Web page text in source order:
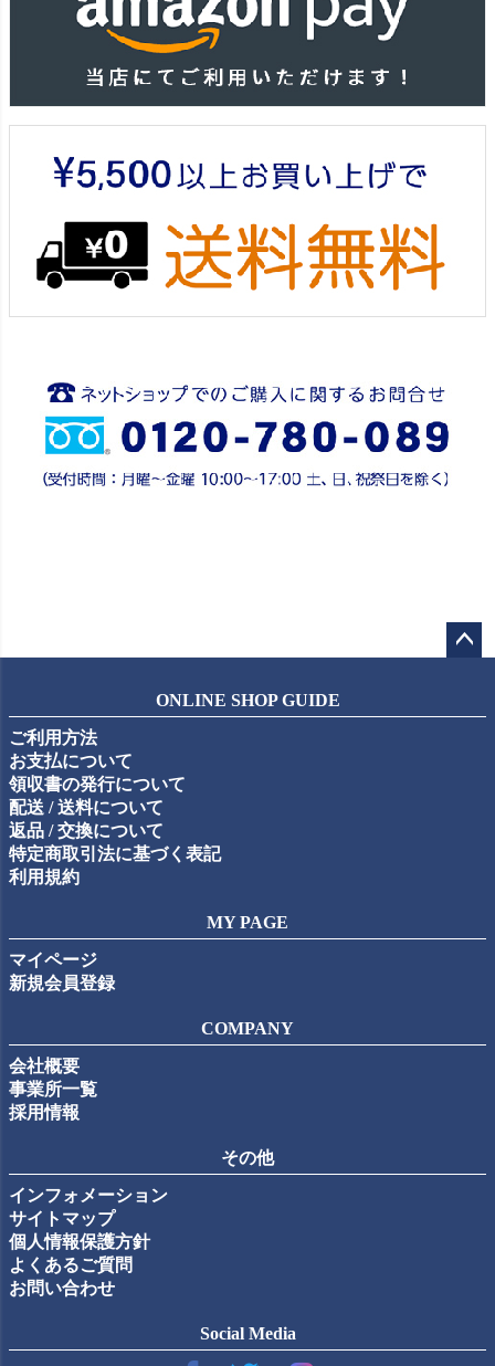
ップ
ONLINE SHOP GUIDE
ご利用方法
お支払について
領収書の発行について
配送 / 送料について
返品 / 交換について
特定商取引法に基づく表記
利用規約
MY PAGE
マイページ
新規会員登録
COMPANY
会社概要
事業所一覧
採用情報
その他
インフォメーション
サイトマップ
個人情報保護方針
よくあるご質問
お問い合わせ
Social Media